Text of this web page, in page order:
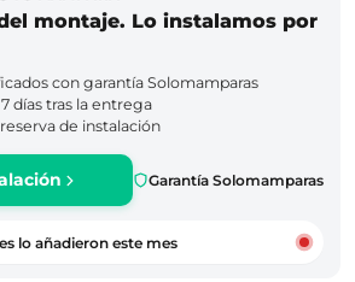
montaje. Lo instalamos por
con garantía Solomamparas
días tras la entrega
de instalación
Garantía Solomamparas
lo añadieron este mes